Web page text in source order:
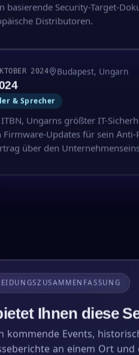
basierende Security-Target-
Distributoren.
2024 Budapest, Ungarn
& Sprecher
Ungarns größter IT-
Firmware-Updates für sein
über den
Ihnen diese
kommende Events,
an einem Ort und